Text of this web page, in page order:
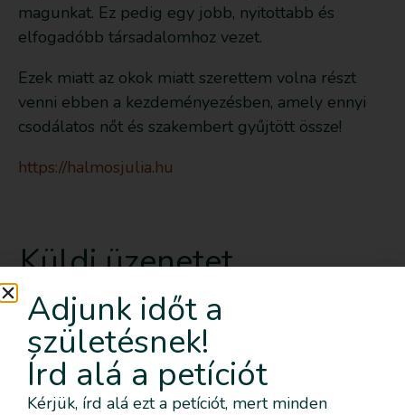
magunkat. Ez pedig egy jobb, nyitottabb és
elfogadóbb társadalomhoz vezet.
Ezek miatt az okok miatt szerettem volna részt
venni ebben a kezdeményezésben, amely ennyi
csodálatos nőt és szakembert gyűjtött össze!
https://halmosjulia.hu
Küldj üzenetet
Adjunk időt a
születésnek!
Írd alá a petíciót
Kérjük, írd alá ezt a petíciót, mert minden